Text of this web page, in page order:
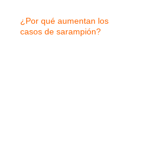
¿Por qué aumentan los
casos de sarampión?